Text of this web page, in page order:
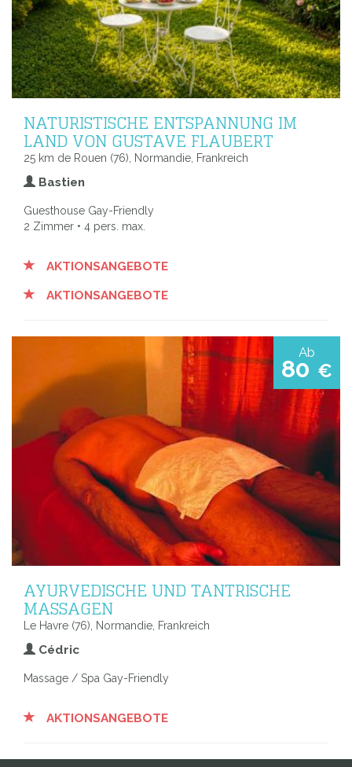
NATURISTISCHE ENTSPANNUNG IM
LAND VON GUSTAVE FLAUBERT
25 km de Rouen (76), Normandie, Frankreich
Bastien
Guesthouse Gay-Friendly
2 Zimmer • 4 pers. max.
AKTIONSANGEBOTE
AKTIONSANGEBOTE
Ab
80 €
AYURVEDISCHE UND TANTRISCHE
MASSAGEN
Le Havre (76), Normandie, Frankreich
Cédric
Massage / Spa Gay-Friendly
AKTIONSANGEBOTE